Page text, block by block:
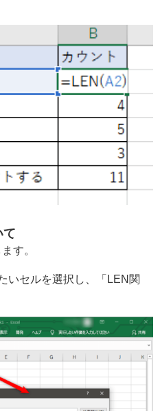
て
す。
いセルを選択し、「LEN関